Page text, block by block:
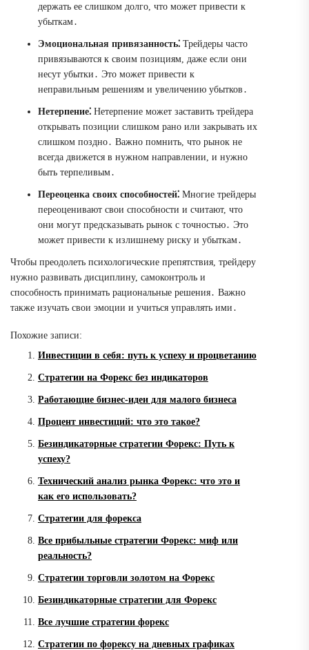
держать ее слишком долго, что может привести к
убыткам․
Эмоциональная привязанность⁚ Трейдеры часто
привязываются к своим позициям, даже если они
несут убытки․ Это может привести к
неправильным решениям и увеличению убытков․
Нетерпение⁚ Нетерпение может заставить трейдера
открывать позиции слишком рано или закрывать их
слишком поздно․ Важно помнить, что рынок не
всегда движется в нужном направлении, и нужно
быть терпеливым․
Переоценка своих способностей⁚ Многие трейдеры
переоценивают свои способности и считают, что
они могут предсказывать рынок с точностью․ Это
может привести к излишнему риску и убыткам․
Чтобы преодолеть психологические препятствия, трейдеру
нужно развивать дисциплину, самоконтроль и
способность принимать рациональные решения․ Важно
также изучать свои эмоции и учиться управлять ими․
Похожие записи:
Инвестиции в себя: путь к успеху и процветанию
Стратегии на Форекс без индикаторов
Работающие бизнес-идеи для малого бизнеса
Процент инвестиций: что это такое?
Безиндикаторные стратегии Форекс: Путь к
успеху?
Технический анализ рынка Форекс: что это и
как его использовать?
Стратегии для форекса
Все прибыльные стратегии Форекс: миф или
реальность?
Стратегии торговли золотом на Форекс
Безиндикаторные стратегии для Форекс
Все лучшие стратегии форекс
Стратегии по форексу на дневных графиках